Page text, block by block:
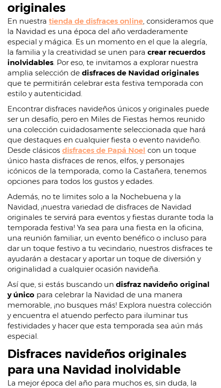
originales
En nuestra tienda de disfraces online, consideramos que
la Navidad es una época del año verdaderamente
especial y mágica. Es un momento en el que la alegría,
la familia y la creatividad se unen para crear recuerdos
inolvidables. Por eso, te invitamos a explorar nuestra
amplia selección de disfraces de Navidad originales
que te permitirán celebrar esta festiva temporada con
estilo y autenticidad.
Encontrar disfraces navideños únicos y originales puede
ser un desafío, pero en Miles de Fiestas hemos reunido
una colección cuidadosamente seleccionada que hará
que destaques en cualquier fiesta o evento navideño.
Desde clásicos disfraces de Papá Noel con un toque
único hasta disfraces de renos, elfos, y personajes
icónicos de la temporada, como la Castañera, tenemos
opciones para todos los gustos y edades.
Además, no te limites solo a la Nochebuena y la
Navidad, ¡nuestra variedad de disfraces de Navidad
originales te servirá para eventos y fiestas durante toda la
temporada festiva! Ya sea para una fiesta en la oficina,
una reunión familiar, un evento benéfico o incluso para
dar un toque festivo a tu vecindario, nuestros disfraces te
ayudarán a destacar y aportar un toque de diversión y
originalidad a cualquier ocasión navideña.
Así que, si estás buscando un disfraz navideño original
y único para celebrar la Navidad de una manera
memorable, ¡no busques más! Explora nuestra colección
y encuentra el atuendo perfecto para iluminar tus
festividades y hacer que esta temporada sea aún más
especial.
Disfraces navideños originales
para una Navidad inolvidable
La mejor época del año para muchos es, sin duda, la